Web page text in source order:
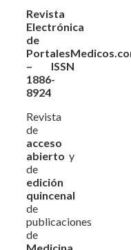
Revista
Electrónica
de
– ISSN
1886-
8924
Revista
de
acceso
abierto y
de
edición
quincenal
de
publicaciones
de